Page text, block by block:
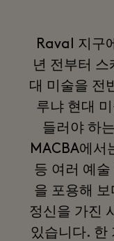
Raval 지구
년 전부터
대 미술을 전
루냐 현대
들러야 하
MACBA에서
등 여러 예
을 포용해
정신을 가진
있습니다. 한